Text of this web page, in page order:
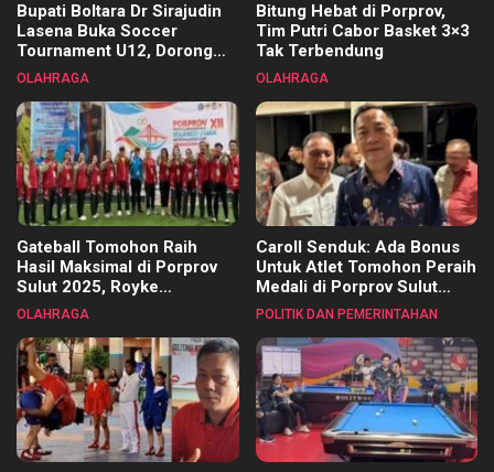
Bupati Boltara Dr Sirajudin
Lasena Buka Soccer
Tournament U12, Dorong
Pembinaan Merata di Setiap
OLAHRAGA
Bitung Hebat di Porprov,
Tim Putri Cabor Basket 3×3
Tak Terbendung
OLAHRAGA
Gateball Tomohon Raih
Hasil Maksimal di Porprov
Sulut 2025, Royke
Tangkawarouw Ucapkan
OLAHRAGA
Caroll Senduk: Ada Bonus
Untuk Atlet Tomohon Peraih
Medali di Porprov Sulut
2025
POLITIK DAN PEMERINTAHAN